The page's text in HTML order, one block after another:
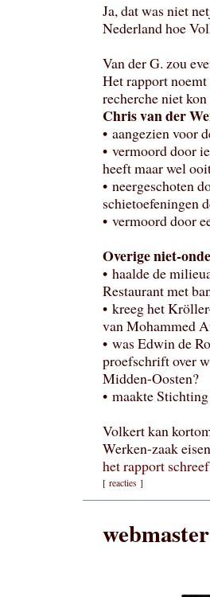
Ja, dat was niet
Nederland hoe
Van der G. zou
Het rapport
recherche niet
Chris van der
• aangezien voor
• vermoord door
heeft maar wel
• neergeschoten
schietoefeningen
• vermoord door
Overige niet-
• haalde de
Restaurant met
• kreeg het
van Mohammed
• was Edwin de
proefschrift over
Midden-Oosten?
• maakte
Volkert kan
Werken-zaak
het rapport schreef
[ reacties ]